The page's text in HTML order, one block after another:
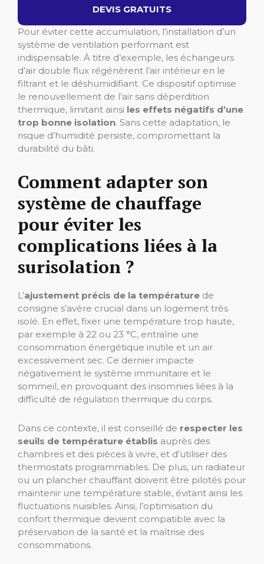
DEVIS GRATUITS
Pour éviter cette accumulation, l’installation d’un
système de ventilation performant est
indispensable. À titre d’exemple, les échangeurs
d’air double flux régénèrent l’air intérieur en le
filtrant et le déshumidifiant. Ce dispositif optimise
le renouvellement de l’air sans déperdition
thermique, limitant ainsi les effets négatifs d’une
trop bonne isolation. Sans cette adaptation, le
risque d’humidité persiste, compromettant la
durabilité du bâti.
Comment adapter son
système de chauffage
pour éviter les
complications liées à la
surisolation ?
L’ajustement précis de la température de
consigne s’avère crucial dans un logement très
isolé. En effet, fixer une température trop haute,
par exemple à 22 ou 23 °C, entraîne une
consommation énergétique inutile et un air
excessivement sec. Ce dernier impacte
négativement le système immunitaire et le
sommeil, en provoquant des insomnies liées à la
difficulté de régulation thermique du corps.
Dans ce contexte, il est conseillé de respecter les
seuils de température établis auprès des
chambres et des pièces à vivre, et d’utiliser des
thermostats programmables. De plus, un radiateur
ou un plancher chauffant doivent être pilotés pour
maintenir une température stable, évitant ainsi les
fluctuations nuisibles. Ainsi, l’optimisation du
confort thermique devient compatible avec la
préservation de la santé et la maîtrise des
consommations.